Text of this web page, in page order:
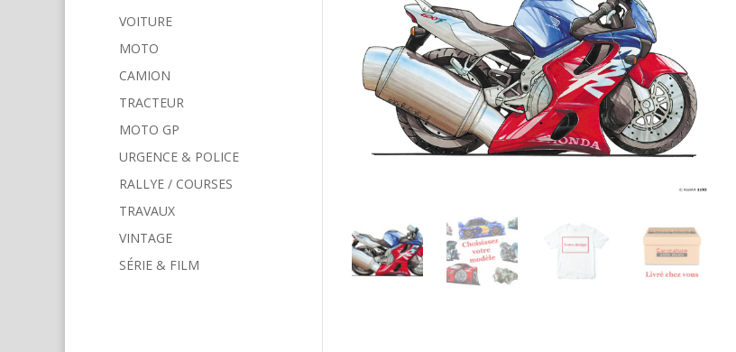
VOITURE
MOTO
CAMION
TRACTEUR
MOTO GP
URGENCE & POLICE
RALLYE / COURSES
TRAVAUX
VINTAGE
SÉRIE & FILM